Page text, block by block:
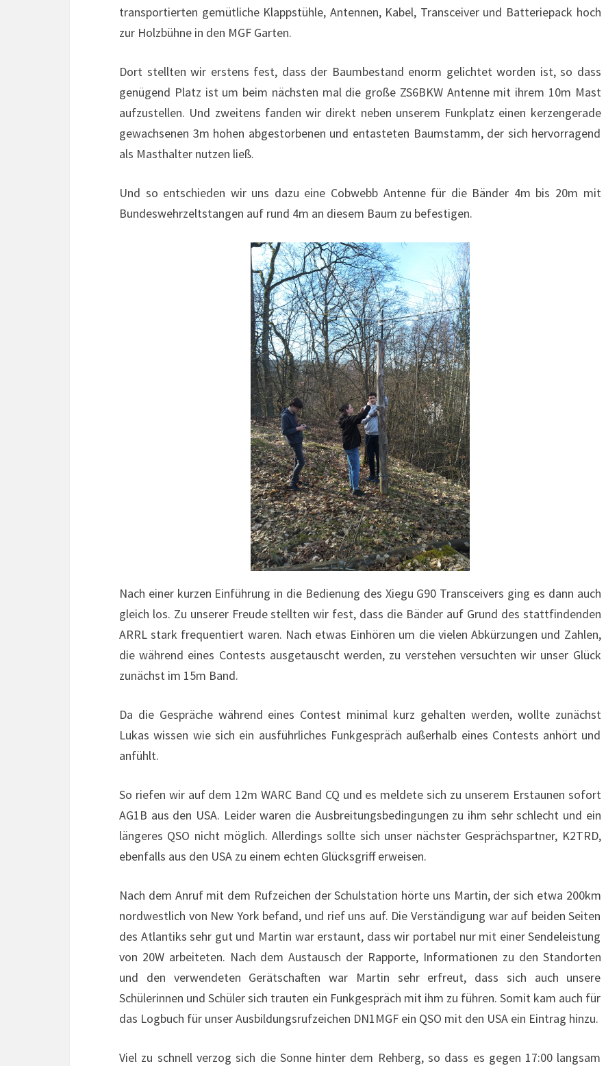
transportierten gemütliche Klappstühle, Antennen, Kabel, Transceiver und Batteriepack hoch
zur Holzbühne in den MGF Garten.
Dort stellten wir erstens fest, dass der Baumbestand enorm gelichtet worden ist, so dass
genügend Platz ist um beim nächsten mal die große ZS6BKW Antenne mit ihrem 10m Mast
aufzustellen. Und zweitens fanden wir direkt neben unserem Funkplatz einen kerzengerade
gewachsenen 3m hohen abgestorbenen und entasteten Baumstamm, der sich hervorragend
als Masthalter nutzen ließ.
Und so entschieden wir uns dazu eine Cobwebb Antenne für die Bänder 4m bis 20m mit
Bundeswehrzeltstangen auf rund 4m an diesem Baum zu befestigen.
Nach einer kurzen Einführung in die Bedienung des Xiegu G90 Transceivers ging es dann auch
gleich los. Zu unserer Freude stellten wir fest, dass die Bänder auf Grund des stattfindenden
ARRL stark frequentiert waren. Nach etwas Einhören um die vielen Abkürzungen und Zahlen,
die während eines Contests ausgetauscht werden, zu verstehen versuchten wir unser Glück
zunächst im 15m Band.
Da die Gespräche während eines Contest minimal kurz gehalten werden, wollte zunächst
Lukas wissen wie sich ein ausführliches Funkgespräch außerhalb eines Contests anhört und
anfühlt.
So riefen wir auf dem 12m WARC Band CQ und es meldete sich zu unserem Erstaunen sofort
AG1B aus den USA. Leider waren die Ausbreitungsbedingungen zu ihm sehr schlecht und ein
längeres QSO nicht möglich. Allerdings sollte sich unser nächster Gesprächspartner, K2TRD,
ebenfalls aus den USA zu einem echten Glücksgriff erweisen.
Nach dem Anruf mit dem Rufzeichen der Schulstation hörte uns Martin, der sich etwa 200km
nordwestlich von New York befand, und rief uns auf. Die Verständigung war auf beiden Seiten
des Atlantiks sehr gut und Martin war erstaunt, dass wir portabel nur mit einer Sendeleistung
von 20W arbeiteten. Nach dem Austausch der Rapporte, Informationen zu den Standorten
und den verwendeten Gerätschaften war Martin sehr erfreut, dass sich auch unsere
Schülerinnen und Schüler sich trauten ein Funkgespräch mit ihm zu führen. Somit kam auch für
das Logbuch für unser Ausbildungsrufzeichen DN1MGF ein QSO mit den USA ein Eintrag hinzu.
Viel zu schnell verzog sich die Sonne hinter dem Rehberg, so dass es gegen 17:00 langsam